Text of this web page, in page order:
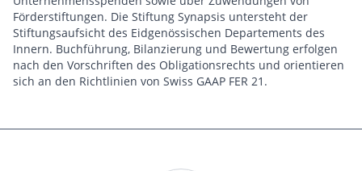
Förderstiftungen. Die Stiftung Synapsis untersteht der
Stiftungsaufsicht des Eidgenössischen Departements des
Innern. Buchführung, Bilanzierung und Bewertung erfolgen
nach den Vorschriften des Obligationsrechts und orientieren
sich an den Richtlinien von Swiss GAAP FER 21.